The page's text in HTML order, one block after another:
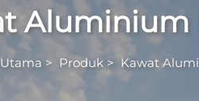
Aluminium
> Produk >Kawat